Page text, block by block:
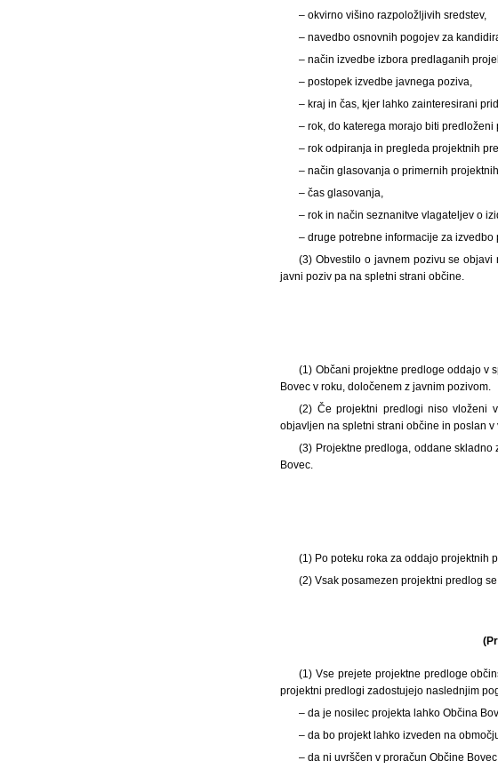
– okvirno višino razpoložljivih sredstev,
– navedbo osnovnih pogojev za
– način izvedbe izbora predlaganih
– postopek izvedbe javnega poziva,
– kraj in čas, kjer lahko zainteresirani
– rok, do katerega morajo biti predloženi
– rok odpiranja in pregleda projektnih
– način glasovanja o primernih
– čas glasovanja,
– rok in način seznanitve vlagateljev o
– druge potrebne informacije za izvedbo
(3) Obvestilo o javnem pozivu se objavi
javni poziv pa na spletni strani občine.
(1) Občani projektne predloge oddajo v
Bovec v roku, določenem z javnim pozivom.
(2) Če projektni predlogi niso vloženi
objavljen na spletni strani občine in poslan
(3) Projektne predloga, oddane
Bovec.
(1) Po poteku roka za oddajo projektnih
(2) Vsak posamezen projektni predlog
(1) Vse prejete projektne predloge
projektni predlogi zadostujejo naslednjim
– da je nosilec projekta lahko Občina
– da bo projekt lahko izveden na
– da ni uvrščen v proračun Občine